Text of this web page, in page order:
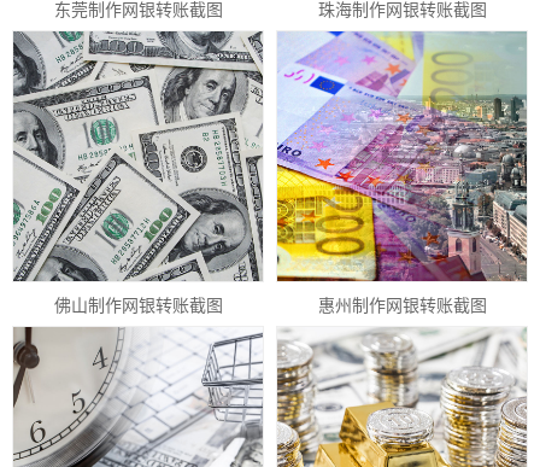
东莞制作网银转账截图 珠海制作网银转账截图
佛山制作网银转账截图 惠州制作网银转账截图